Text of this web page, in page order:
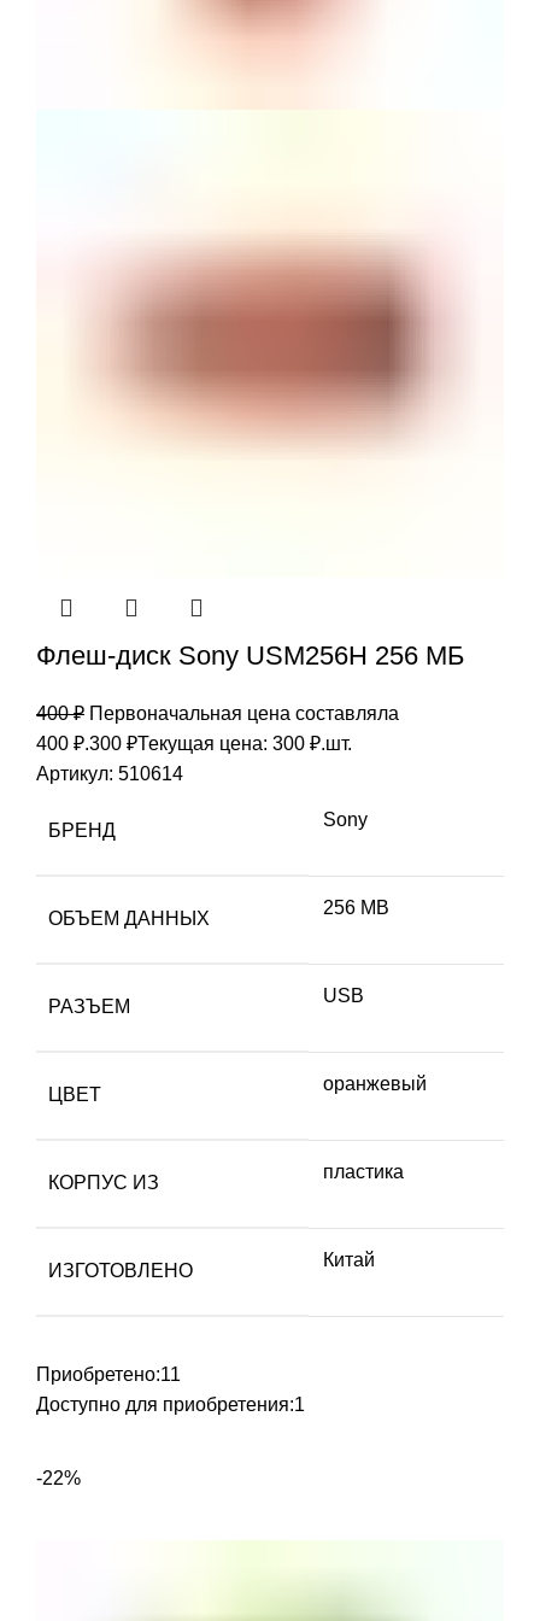
Флеш-диск Sony USM256H 256 МБ
400₽ Первоначальная цена составляла
400 ₽.300 ₽Текущая цена: 300 ₽.шт.
Артикул: 510614
БРЕНД
Sony
ОБЪЕМ ДАННЫХ
256 MB
РАЗЪЕМ
USB
ЦВЕТ
оранжевый
КОРПУС ИЗ
пластика
ИЗГОТОВЛЕНО
Китай
Приобретено:11
Доступно для приобретения:1
-22%